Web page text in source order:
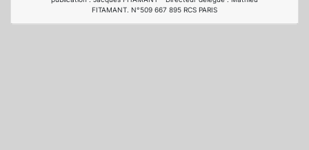
FITAMANT. N°509 667 895 RCS PARIS